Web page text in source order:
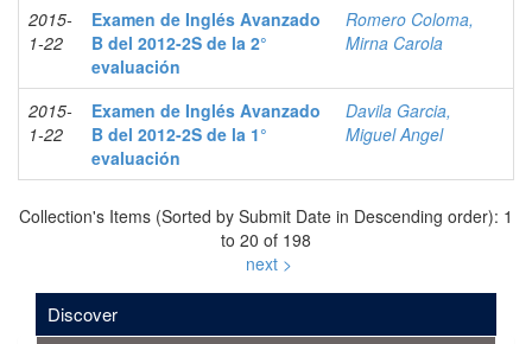
2015-
1-22
Examen de Inglés Avanzado
B del 2012-2S de la 2°
evaluación
Romero Coloma,
Mirna Carola
2015-
1-22
Examen de Inglés Avanzado
B del 2012-2S de la 1°
evaluación
Davila Garcia,
Miguel Angel
Collection's Items (Sorted by Submit Date in Descending order): 1
to 20 of 198
next >
Discover